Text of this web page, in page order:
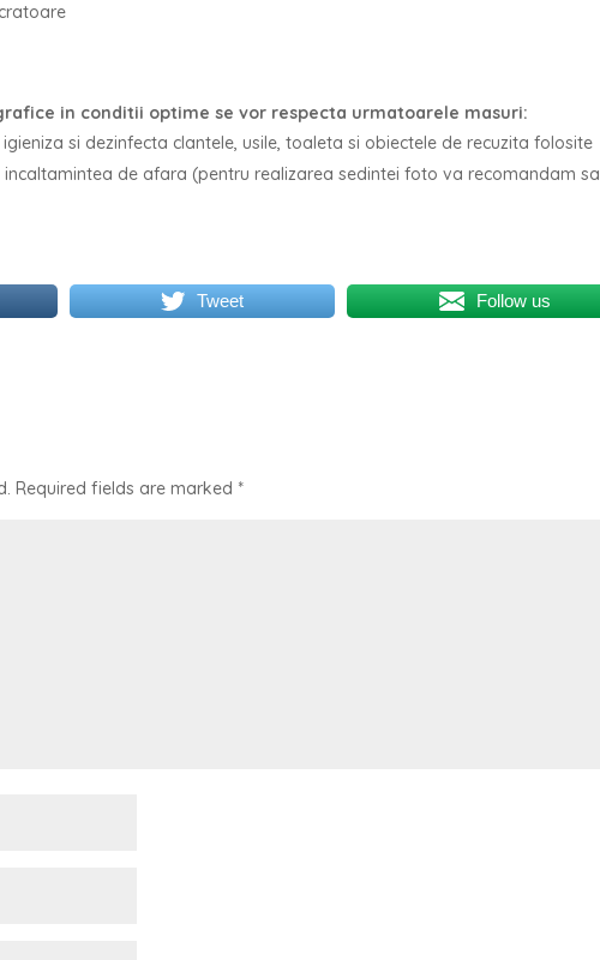
in conditii optime se vor respecta urmatoarele masuri:
si dezinfecta clantele, usile, toaleta si obiectele de recuzita folosite
de afara (pentru realizarea sedintei foto va recomandam sa
Tweet Follow us
Required fields are marked *